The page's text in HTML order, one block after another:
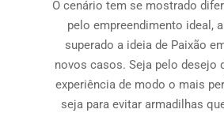
O cenário tem se mostrado
pelo empreendimento ideal,
superado a ideia de Paixão
novos casos. Seja pelo desejo
experiência de modo o mais
seja para evitar armadilhas